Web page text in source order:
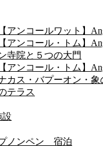
【アンコールワット】
【アンコール・トム】
寺院と５つの大門
【アンコール・トム】
カス・バプーオン・
テラス
設
ノンペン 宿泊